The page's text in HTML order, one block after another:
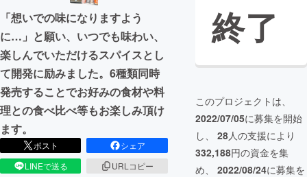
「想いでの味になりますよう
に…」と願い、いつでも味わい、
楽しんでいただけるスパイスとし
て開発に励みました。6種類同時
発売することでお好みの食材や料
理との食べ比べ等もお楽しみ頂け
ます。
ポスト
シェア
LINEで送る
URLコピー
終了
このプロジェクトは、
2022/07/05に募集を開始
し、 28人の支援により
332,188円の資金を集
め、 2022/08/24に募集を